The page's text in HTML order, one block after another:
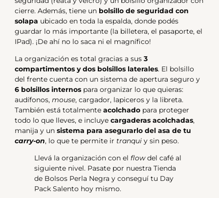
cierre. Además, tiene un bolsillo de seguridad con
solapa ubicado en toda la espalda, donde podés
guardar lo más importante (la billetera, el pasaporte, el
IPad). ¡De ahí no lo saca ni el magnífico!
La organización es total gracias a sus 3
compartimentos y dos bolsillos laterales. El bolsillo
del frente cuenta con un sistema de apertura seguro y
6 bolsillos internos para organizar lo que quieras:
audífonos, mouse, cargador, lapiceros y la libreta.
También está totalmente acolchado para proteger
todo lo que lleves, e incluye cargaderas acolchadas,
manija y un sistema para asegurarlo del asa de tu
carry-on, lo que te permite ir tranqui y sin peso.
Llevá la organización con el flowdel café al
siguiente nivel. Pasate por nuestra Tienda
de Bolsos Perla Negra y conseguí tu Day
Pack Salento hoy mismo.